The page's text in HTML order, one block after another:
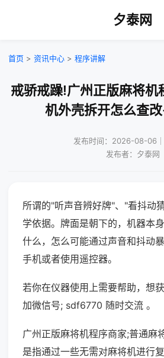
夕泰网
首页 > 资讯中心 > 程序讲解
戒骄戒躁!广州正版麻将机
机外壳拆开怎么查
发布时间：2026-08-06
发布者：夕泰网
所谓的"听声音辨好牌"、"看抖动
学依据。牌面是朝下的，机器本
什么，怎么可能通过声音和抖动
手机或者使用遥控器。
若你在仪器使用上需要帮助，想
加微信号; sdf6770 随时交流 。
广州正版麻将机程序商家;普通麻
是指通过一些无需对麻将机进行